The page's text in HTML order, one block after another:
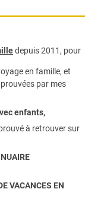
depuis 2011, pour
en famille, et
par mes
enfants,
à retrouver sur
VACANCES EN